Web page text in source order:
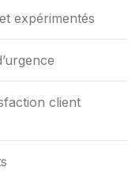
expérimentés
client